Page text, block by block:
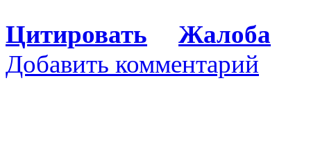
Цитировать
Жалоба
Добавить комментарий